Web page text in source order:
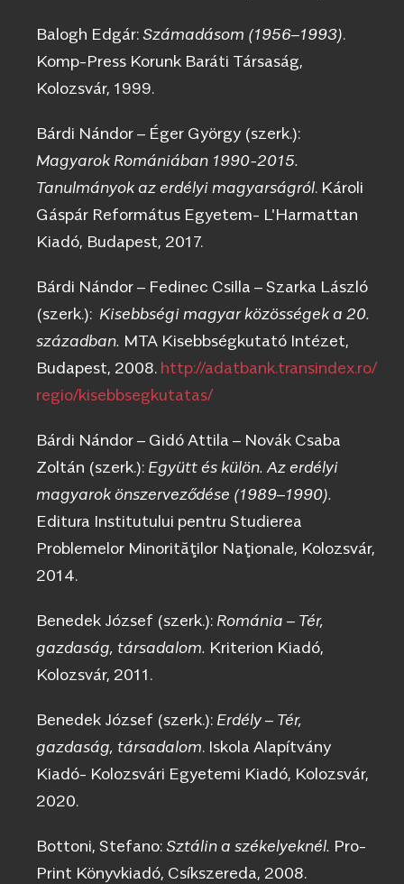
Balogh Edgár: Számadásom (1956–1993).
Komp-Press Korunk Baráti Társaság,
Kolozsvár, 1999.
Bárdi Nándor – Éger György (szerk.):
Magyarok Romániában 1990-2015.
Tanulmányok az erdélyi magyarságról. Károli
Gáspár Református Egyetem- L'Harmattan
Kiadó, Budapest, 2017.
Bárdi Nándor – Fedinec Csilla – Szarka László
(szerk.): Kisebbségi magyar közösségek a 20.
században. MTA Kisebbségkutató Intézet,
Budapest, 2008. http://adatbank.transindex.ro/
regio/kisebbsegkutatas/
Bárdi Nándor – Gidó Attila – Novák Csaba
Zoltán (szerk.): Együtt és külön. Az erdélyi
magyarok önszerveződése (1989–1990).
Editura Institutului pentru Studierea
Problemelor Minorităţilor Naţionale, Kolozsvár,
2014.
Benedek József (szerk.): Románia – Tér,
gazdaság, társadalom. Kriterion Kiadó,
Kolozsvár, 2011.
Benedek József (szerk.): Erdély – Tér,
gazdaság, társadalom. Iskola Alapítvány
Kiadó- Kolozsvári Egyetemi Kiadó, Kolozsvár,
2020.
Bottoni, Stefano: Sztálin a székelyeknél. Pro-
Print Könyvkiadó, Csíkszereda, 2008.